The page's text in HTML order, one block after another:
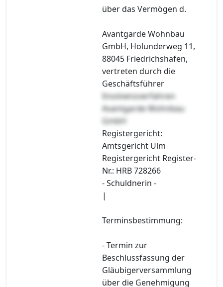
über das Vermögen d.
Avantgarde Wohnbau
GmbH, Holunderweg 11,
88045 Friedrichshafen,
vertreten durch die
Geschäftsführer
Insolvenzverfahren
Avantgarde Wohnbau
GmbH
Registergericht:
Amtsgericht Ulm
Registergericht Register-
Nr.: HRB 728266
- Schuldnerin -
|
Terminsbestimmung:
- Termin zur
Beschlussfassung der
Gläubigerversammlung
über die Genehmigung